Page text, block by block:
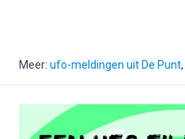
Meer: ufo-meldingen uit De Punt,